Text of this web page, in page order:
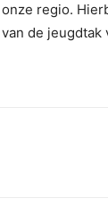
regio.
de